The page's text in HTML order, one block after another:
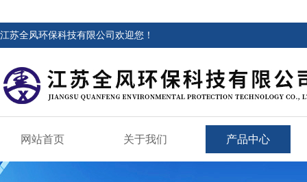
江苏全风环保科技有限公司欢迎您！
网站首页 关于我们 产品中心